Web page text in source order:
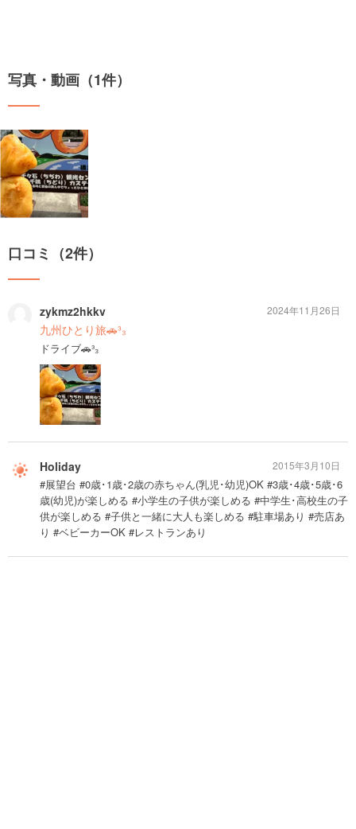
写真・動画（1件）
口コミ（2件）
zykmz2hkkv
九州ひとり旅🚗³₃
ドライブ🚗³₃
2024年11月26日
Holiday
#展望台 #0歳･1歳･2歳の赤ちゃん(乳児･幼児)OK #3歳･4歳･5歳･6
歳(幼児)が楽しめる #小学生の子供が楽しめる #中学生･高校生の子
供が楽しめる #子供と一緒に大人も楽しめる #駐車場あり #売店あ
り #ベビーカーOK #レストランあり
2015年3月10日